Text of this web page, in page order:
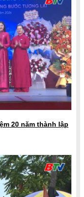
20 năm thành lập